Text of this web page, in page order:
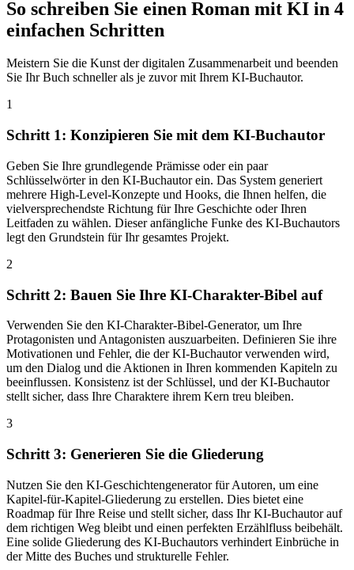
So schreiben Sie einen Roman mit KI in 4
einfachen Schritten
Meistern Sie die Kunst der digitalen Zusammenarbeit und beenden
Sie Ihr Buch schneller als je zuvor mit Ihrem KI-Buchautor.
1
Schritt 1: Konzipieren Sie mit dem KI-Buchautor
Geben Sie Ihre grundlegende Prämisse oder ein paar
Schlüsselwörter in den KI-Buchautor ein. Das System generiert
mehrere High-Level-Konzepte und Hooks, die Ihnen helfen, die
vielversprechendste Richtung für Ihre Geschichte oder Ihren
Leitfaden zu wählen. Dieser anfängliche Funke des KI-Buchautors
legt den Grundstein für Ihr gesamtes Projekt.
2
Schritt 2: Bauen Sie Ihre KI-Charakter-Bibel auf
Verwenden Sie den KI-Charakter-Bibel-Generator, um Ihre
Protagonisten und Antagonisten auszuarbeiten. Definieren Sie ihre
Motivationen und Fehler, die der KI-Buchautor verwenden wird,
um den Dialog und die Aktionen in Ihren kommenden Kapiteln zu
beeinflussen. Konsistenz ist der Schlüssel, und der KI-Buchautor
stellt sicher, dass Ihre Charaktere ihrem Kern treu bleiben.
3
Schritt 3: Generieren Sie die Gliederung
Nutzen Sie den KI-Geschichtengenerator für Autoren, um eine
Kapitel-für-Kapitel-Gliederung zu erstellen. Dies bietet eine
Roadmap für Ihre Reise und stellt sicher, dass Ihr KI-Buchautor auf
dem richtigen Weg bleibt und einen perfekten Erzählfluss beibehält.
Eine solide Gliederung des KI-Buchautors verhindert Einbrüche in
der Mitte des Buches und strukturelle Fehler.